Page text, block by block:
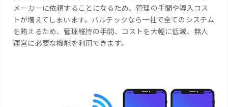
メーカーに依頼することになるため、管理の手間や導入コス
トが増えてしまいます。バルテックなら一社で全てのシステム
を賄えるため、管理維持の手間、コストを大幅に低減、無人
運営に必要な機能を利用できます。